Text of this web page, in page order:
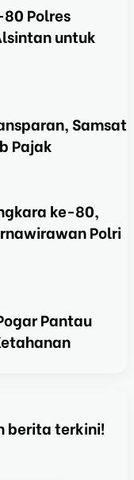
Polres
untuk
Samsat
Pajak
ke-80,
Polri
Pantau
berita terkini!